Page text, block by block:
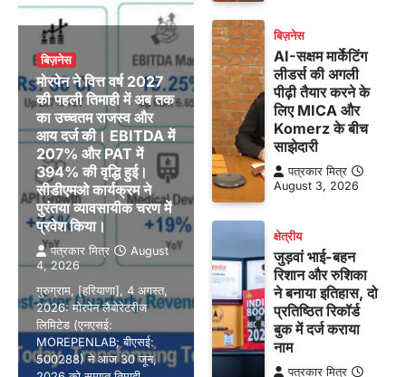
बिज़नेस
मोरपेन ने वित्त वर्ष 2027
की पहली तिमाही में अब तक
का उच्चतम राजस्व और
आय दर्ज की। EBITDA में
207% और PAT में
394% की वृद्धि हुई।
सीडीएमओ कार्यक्रम ने
पुरंतया व्यावसायीक चरण में
प्रवेश किया।
पत्रकार मित्र
August
4, 2026
गुरुग्राम, [हरियाणा], 4 अगस्त,
2026: मोरपेन लैबोरेटरीज
लिमिटेड (एनएसई:
MOREPENLAB; बीएसई:
500288) ने आज 30 जून,
बिज़नेस
AI-सक्षम मार्केटिंग
लीडर्स की अगली
पीढ़ी तैयार करने के
लिए MICA और
Komerz के बीच
साझेदारी
पत्रकार मित्र
August 3, 2026
क्षेत्रीय
जुड़वां भाई-बहन
रिशान और रुशिका
ने बनाया इतिहास, दो
प्रतिष्ठित रिकॉर्ड
बुक में दर्ज कराया
नाम
पत्रकार मित्र